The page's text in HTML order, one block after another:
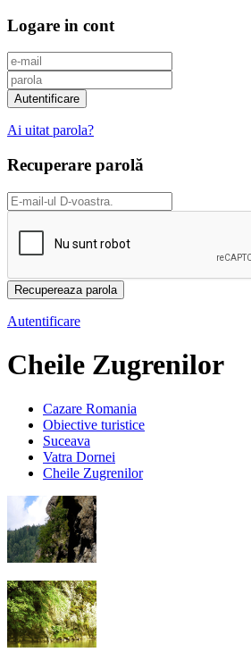
Logare in cont
Ai uitat parola?
Recuperare parolă
Autentificare
Cheile Zugrenilor
Cazare Romania
Obiective turistice
Suceava
Vatra Dornei
Cheile Zugrenilor